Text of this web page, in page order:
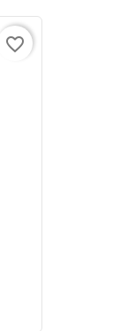
favorite_border